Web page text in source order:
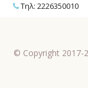
Τηλ: 2226350010
© Copyright 2017-